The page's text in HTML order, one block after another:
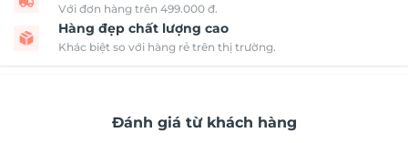
Với đơn hàng trên 499.000 đ.
Hàng đẹp chất lượng cao
Khác biệt so với hàng rẻ trên thị trường.
Đánh giá từ khách hàng